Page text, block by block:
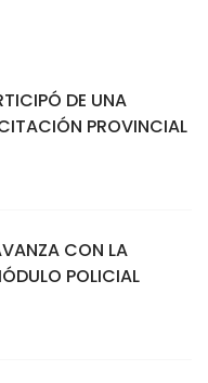
DE UNA
PROVINCIAL
CON LA
POLICIAL